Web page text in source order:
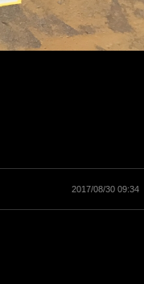
2017/08/30 09:34